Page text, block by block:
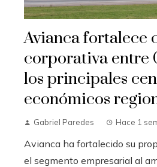
Avianca fortalece
corporativa entre
los principales
económicos
Gabriel Paredes Hace 1
Avianca ha fortalecido su
el segmento empresarial al